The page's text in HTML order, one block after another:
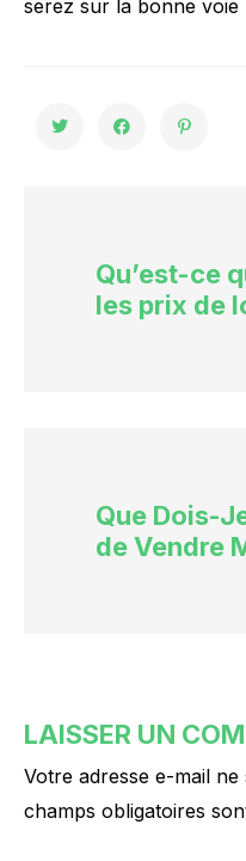
serez sur la bonne voie
Qu’est-ce
les prix de
Que Dois-
de Vendre
LAISSER UN
Votre adresse e-mail ne
champs obligatoires